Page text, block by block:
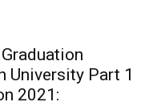
University Part 1
2021: